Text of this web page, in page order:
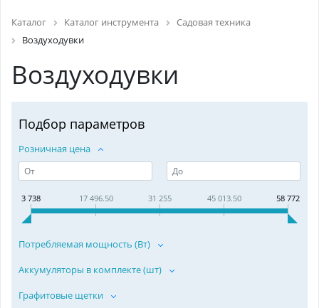
Каталог Каталог инструмента
Садовая техника
Воздуходувки
Воздуходувки
Подбор параметров
Розничная цена
3 738 17 496.50 31 255 45 013.50 58 772
Потребляемая мощность (Вт)
Аккумуляторы в комплекте (шт)
Графитовые щетки